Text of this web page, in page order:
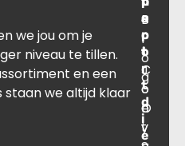
we jou om je
niveau te tillen.
en een
staan we altijd klaar
s
p
o
r
t
d
i
e
B
l
o
g
O
v
o
r
t
C
o
n
t
a
c
t
J
o
e
y